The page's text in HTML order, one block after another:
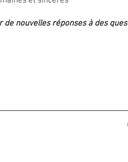
nouvelles réponses à des